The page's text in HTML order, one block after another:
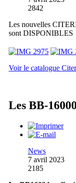
2842
Les nouvelles
sont DISPONIBLES
Voir le catalogue
Les BB-16000
News
7 avril 2023
2185